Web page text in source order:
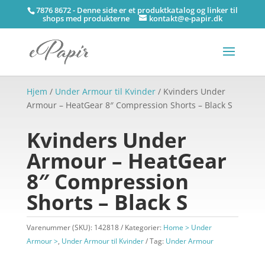
7876 8672 - Denne side er et produktkatalog og linker til
shops med produkterne kontakt@e-papir.dk
Hjem / Under Armour til Kvinder/ Kvinders Under
Armour – HeatGear 8″ Compression Shorts – Black S
Kvinders Under
Armour – HeatGear
8″ Compression
Shorts – Black S
Varenummer (SKU): 142818 Kategorier: Home > Under
Armour >, Under Armour til Kvinder Tag: Under Armour